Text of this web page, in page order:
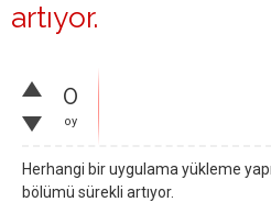
artıyor.
0
oy
Herhangi bir uygulama yükleme
bölümü sürekli artıyor.